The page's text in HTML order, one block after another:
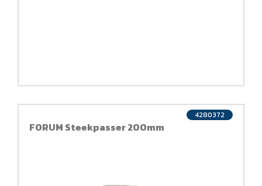
FORUM Steekpasser 200mm
4280372